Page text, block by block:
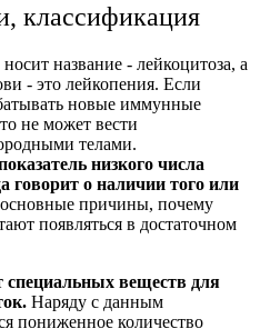
классификация
название - лейкоцитоза, а
- это лейкопения. Если
новые иммунные
не может вести
телами.
низкого числа
говорит о наличии того или
причины, почему
появляться в достаточном
специальных веществ для
Наряду с данным
пониженное количество